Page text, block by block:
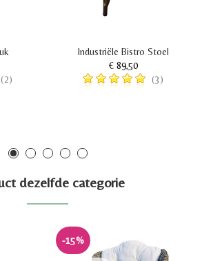
(2)
Industriële Bistro Stoel
€ 89,50
(3)
dezelfde categorie
-15%